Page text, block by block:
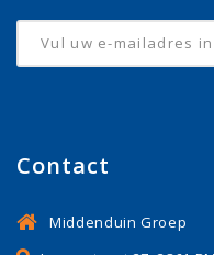
Contact
Middenduin Groep